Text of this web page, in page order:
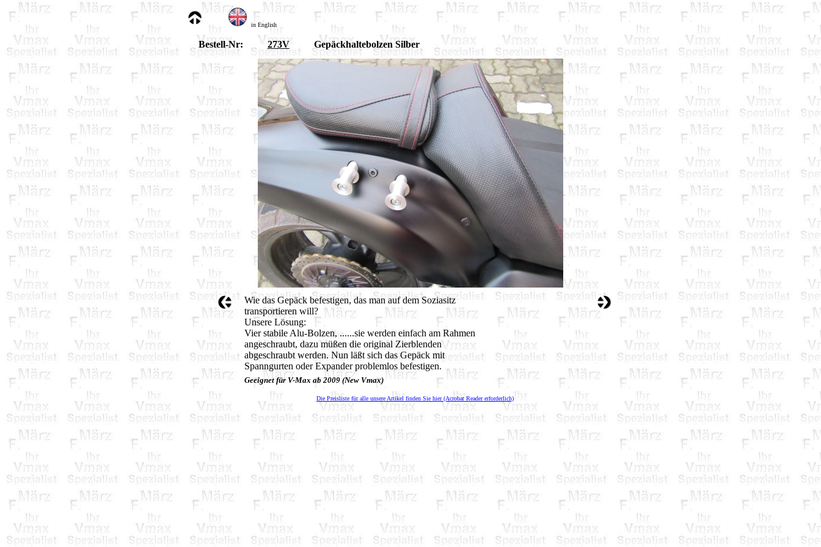
in English
Bestell-Nr: 273V Gepäckhaltebolzen Silber
Wie das Gepäck befestigen, das man auf dem Soziasitz
transportieren will?
Unsere Lösung:
Vier stabile Alu-Bolzen, ......sie werden einfach am Rahmen
angeschraubt, dazu müßen die original Zierblenden
abgeschraubt werden. Nun läßt sich das Gepäck mit
Spanngurten oder Expander problemlos befestigen.
Geeignet für V-Max ab 2009 (New Vmax)
Die Preisliste für alle unsere Artikel finden Sie hier (Acrobat Reader erforderlich)